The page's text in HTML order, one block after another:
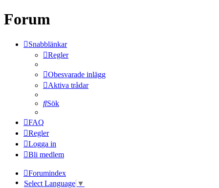
Forum
Snabblänkar
Regler
Obesvarade inlägg
Aktiva trådar
Sök
FAQ
Regler
Logga in
Bli medlem
Forumindex
Select Language ▼